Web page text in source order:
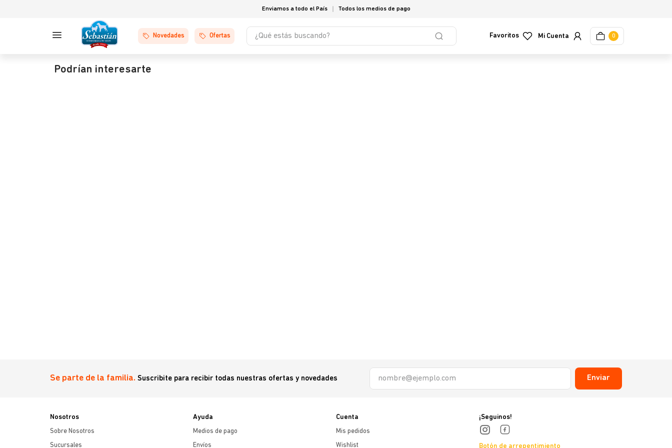
Enviamos a todo el País Todos los medios de pago
Novedades Ofertas
¿Qué estás buscando?
Favoritos 0
Podrían interesarte
Se parte de la familia. Suscribite para recibir todas nuestras ofertas y novedades Enviar
Nosotros
Sobre Nosotros
Sucursales
Ayuda
Medios de pago
Envíos
Cuenta
Mis pedidos
Wishlist
¡Seguinos!
Botón de arrepentimiento